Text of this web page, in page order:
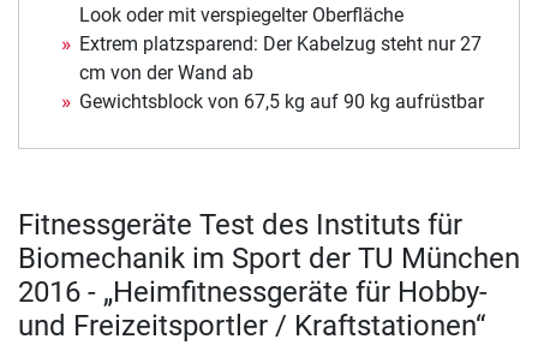
Look oder mit verspiegelter Oberfläche
Extrem platzsparend: Der Kabelzug steht nur 27
cm von der Wand ab
Gewichtsblock von 67,5 kg auf 90 kg aufrüstbar
Fitnessgeräte Test des Instituts für
Biomechanik im Sport der TU München
2016 - „Heimfitnessgeräte für Hobby-
und Freizeitsportler / Kraftstationen“